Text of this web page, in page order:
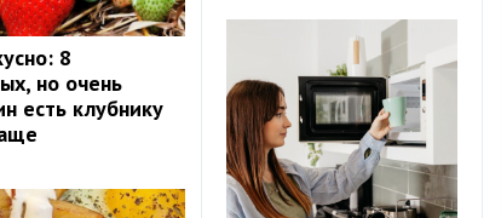
8
но очень
есть клубнику